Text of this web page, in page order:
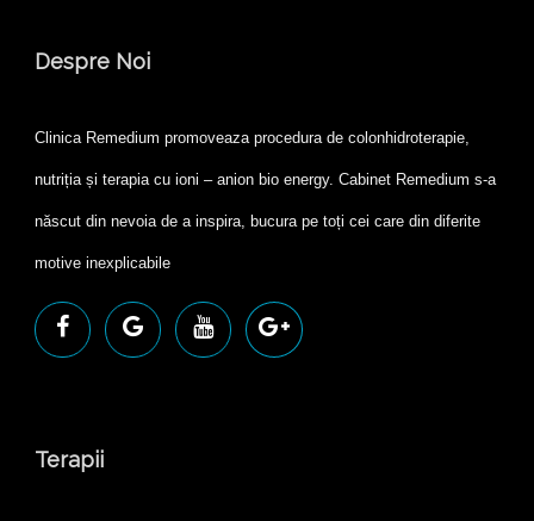
Despre Noi
Clinica Remedium promoveaza procedura de colonhidroterapie,
nutriția și terapia cu ioni – anion bio energy. Cabinet Remedium s-a
născut din nevoia de a inspira, bucura pe toți cei care din diferite
motive inexplicabile
Terapii